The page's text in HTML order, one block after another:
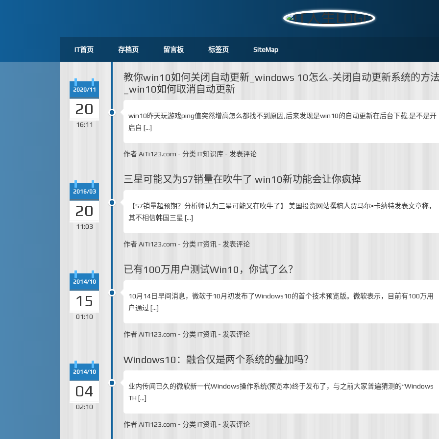
IT首页 存档页 留言板 标签页 SiteMap
教你win10如何关闭自动更新_windows 10怎么-关闭自动更新系统的方
_win10如何取消自动更新
2020/11
20
16:11
win10昨天玩游戏ping值突然增高怎么都找不到原因,后来发现是win10的自动更新在后台下载,是不是开
启自 […]
作者AiTi123.com - 分类 IT知识库 - 发表评论
三星可能又为S7销量在吹牛了 win10新功能会让你疯掉
2016/03
20
11:03
【S7销量超预期？分析师认为三星可能又在吹牛了】 美国投资网站撰稿人贾马尔•卡纳特发表文章称，
其不相信韩国三星 […]
作者AiTi123.com - 分类 IT资讯 - 发表评论
已有100万用户测试Win10，你试了么？
2014/10
15
01:10
10月14日早间消息，微软于10月初发布了Windows10的首个技术预览版。微软表示，目前有100万用
户通过 […]
作者AiTi123.com - 分类 IT资讯 - 发表评论
Windows10：融合仅是两个系统的叠加吗？
2014/10
04
02:10
业内传闻已久的微软新一代Windows操作系统(预览本)终于发布了，与之前大家普遍猜测的“Windows
TH […]
作者AiTi123.com - 分类 IT资讯 - 发表评论